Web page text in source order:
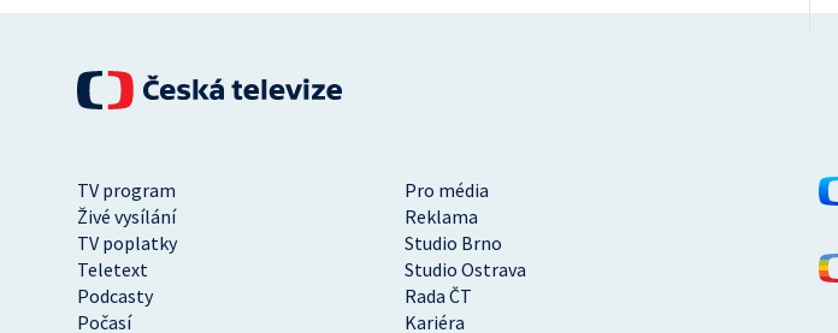
TV program
Pro média
Živé vysílání
Reklama
TV poplatky
Studio Brno
Teletext
Studio Ostrava
Podcasty
Rada ČT
Počasí
Kariéra